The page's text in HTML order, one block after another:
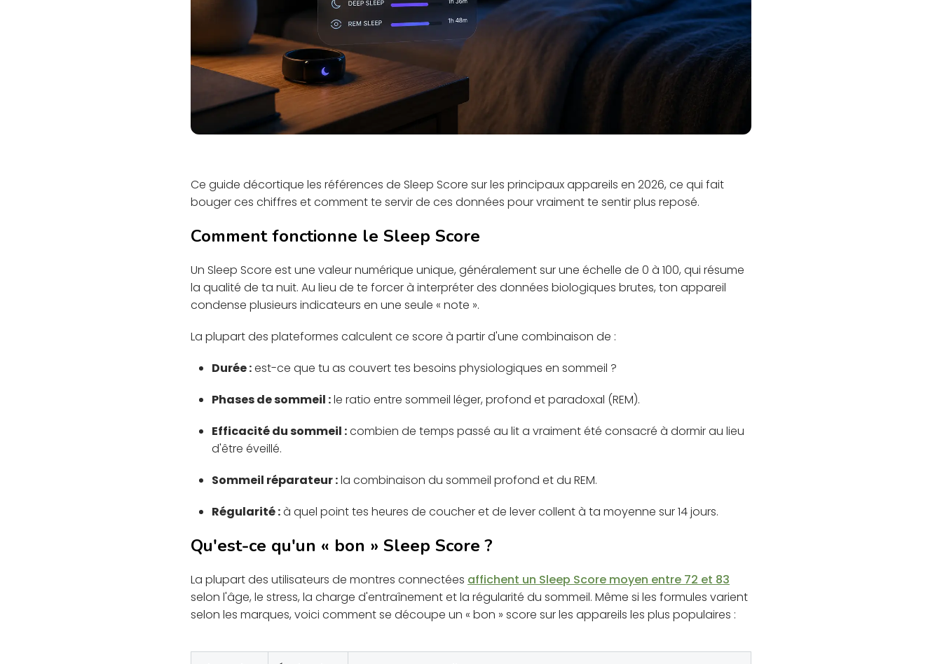
Ce guide décortique les références de Sleep Score sur les principaux appareils en 2026, ce qui fait
bouger ces chiffres et comment te servir de ces données pour vraiment te sentir plus reposé.
Comment fonctionne le Sleep Score
Un Sleep Score est une valeur numérique unique, généralement sur une échelle de 0 à 100, qui résume
la qualité de ta nuit. Au lieu de te forcer à interpréter des données biologiques brutes, ton appareil
condense plusieurs indicateurs en une seule « note ».
La plupart des plateformes calculent ce score à partir d'une combinaison de :
Durée :est-ce que tu as couvert tes besoins physiologiques en sommeil ?
Phases de sommeil :le ratio entre sommeil léger, profond et paradoxal (REM).
Efficacité du sommeil :combien de temps passé au lit a vraiment été consacré à dormir au lieu
d'être éveillé.
Sommeil réparateur :la combinaison du sommeil profond et du REM.
Régularité :à quel point tes heures de coucher et de lever collent à ta moyenne sur 14 jours.
Qu'est-ce qu'un « bon » Sleep Score ?
La plupart des utilisateurs de montres connectées affichent un Sleep Score moyen entre 72 et 83
selon l'âge, le stress, la charge d'entraînement et la régularité du sommeil. Même si les formules varient
selon les marques, voici comment se découpe un « bon » score sur les appareils les plus populaires :